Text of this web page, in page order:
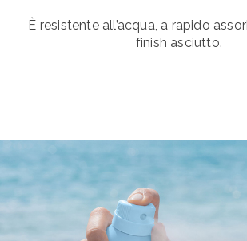
È resistente all’acqua, a rapido
finish asciutto.